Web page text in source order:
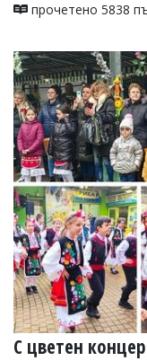
прочетено 5838
С цветен